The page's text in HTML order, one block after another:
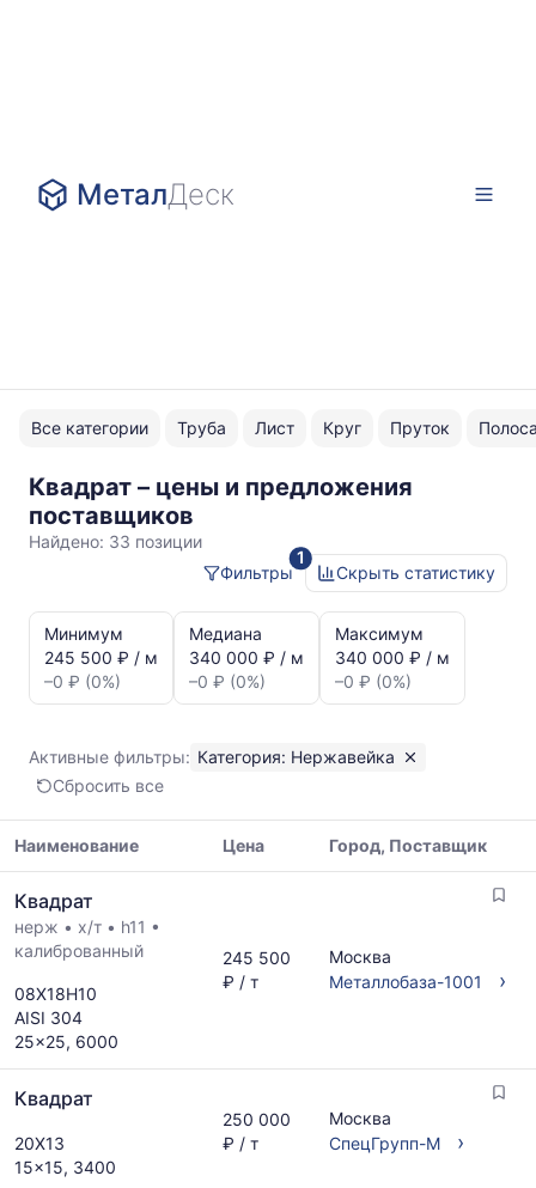
МеталДеск
Все категории Труба Лист Круг Пруток
Квадрат – цены и предложения
поставщиков
Найдено: 33 позиции
1
Фильтры
Скрыть статистику
динамика
цен:
Квадрат
минимальная,
медианная
максимальная
цена
прайс-
листов
поставщиков
за
последний
месяц.
Статистика
по
предложениям
и
Минимум
245 500 ₽ / м
–0 ₽ (0%)
Медиана
340 000 ₽ / м
–0 ₽ (0%)
Максимум
340 000 ₽ / м
–0 ₽ (0%)
Активные фильтры: Категория: Нержавейка
Сбросить все
цен
на
металлопрокат
указанием
ГОСТ,
размеров
и
поставщиков
запросу
Наименование Цена Город, Поставщик
Квадрат
нерж • х/т • h11 •
калиброванный
08Х18Н10
AISI 304
25x25, 6000
245 500
₽ / т
Москва
Металлобаза-1001
›
Квадрат
20Х13
15x15, 3400
250 000
₽ / т
Москва
СпецГрупп-М
›